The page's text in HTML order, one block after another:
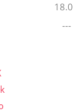
---